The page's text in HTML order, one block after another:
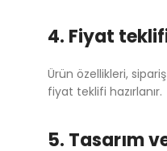
4. Fiyat
Ürün özellikleri,
fiyat teklifi hazırlanır.
5. Tasarım